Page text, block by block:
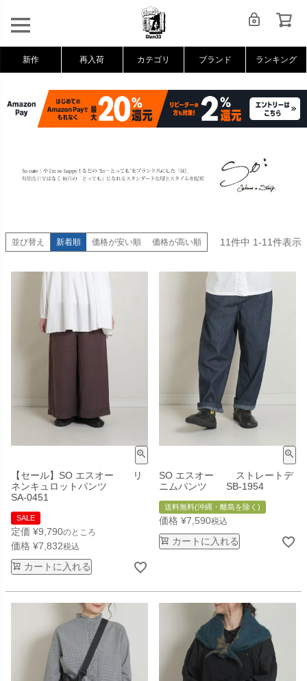
新作 再入荷 カテゴリ ブランド ランキング
並び替え 新着順 価格が安い順 価格が高い順 11件中 1-11件表示
【セール】SO エスオー リ
ネンキュロットパンツ
SA-0451
SALE
定価 ¥9,790のところ
価格 ¥7,832税込
カートに入れる
SO エスオー ストレートデ
ニムパンツ SB-1954
送料無料(沖縄・離島を除く)
価格 ¥7,590税込
カートに入れる